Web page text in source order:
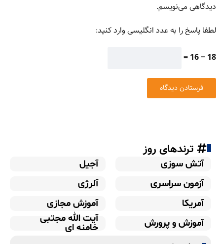
دیدگاهی می‌نویسم.
لطفا پاسخ را به عدد انگلیسی وارد کنید:
18 − 16 =
ترندهای روز
آتش سوزی
آجیل
آزمون سراسری
آلرژی
آمریکا
آموزش مجازی
آموزش و پرورش
آیت الله مجتبی
خامنه ای